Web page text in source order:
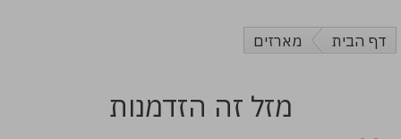
דף הבית מארזים
מזל זה הזדמנות